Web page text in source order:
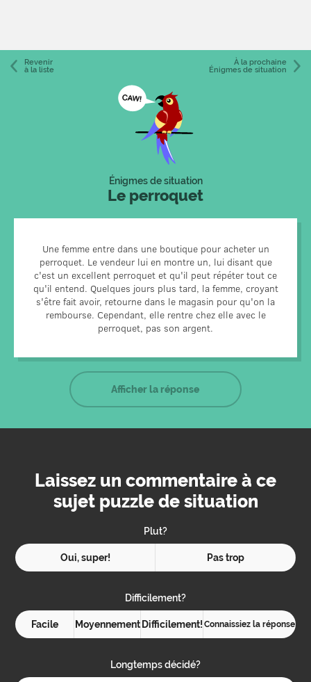
Revenir
à la liste
À la prochaine
Énigmes de situation
Énigmes de situation
Le perroquet
Une femme entre dans une boutique pour acheter un
perroquet. Le vendeur lui en montre un, lui disant que
c'est un excellent perroquet et qu'il peut répéter tout ce
qu'il entend. Quelques jours plus tard, la femme, croyant
s'être fait avoir, retourne dans le magasin pour qu'on la
rembourse. Cependant, elle rentre chez elle avec le
perroquet, pas son argent.
Le perroquet était sourd. || ne pouvait rien répéter, car il
n'entendait rien. Cependant, le vendeur ne remboursa rien
à la femme parce qu'il ne lui avait pas menti.
Afficher la réponse
Laissez un commentaire à ce
sujet puzzle de situation
Plut?
Oui, super! Pas trop
Difficilement?
Facile Moyennement Difficilement! Connaissiez la réponse
Longtemps décidé?